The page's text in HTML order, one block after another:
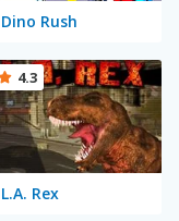
Dino Rush
L.A. Rex
4.3